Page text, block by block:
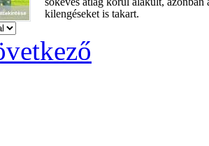
kilengéseket is takart.